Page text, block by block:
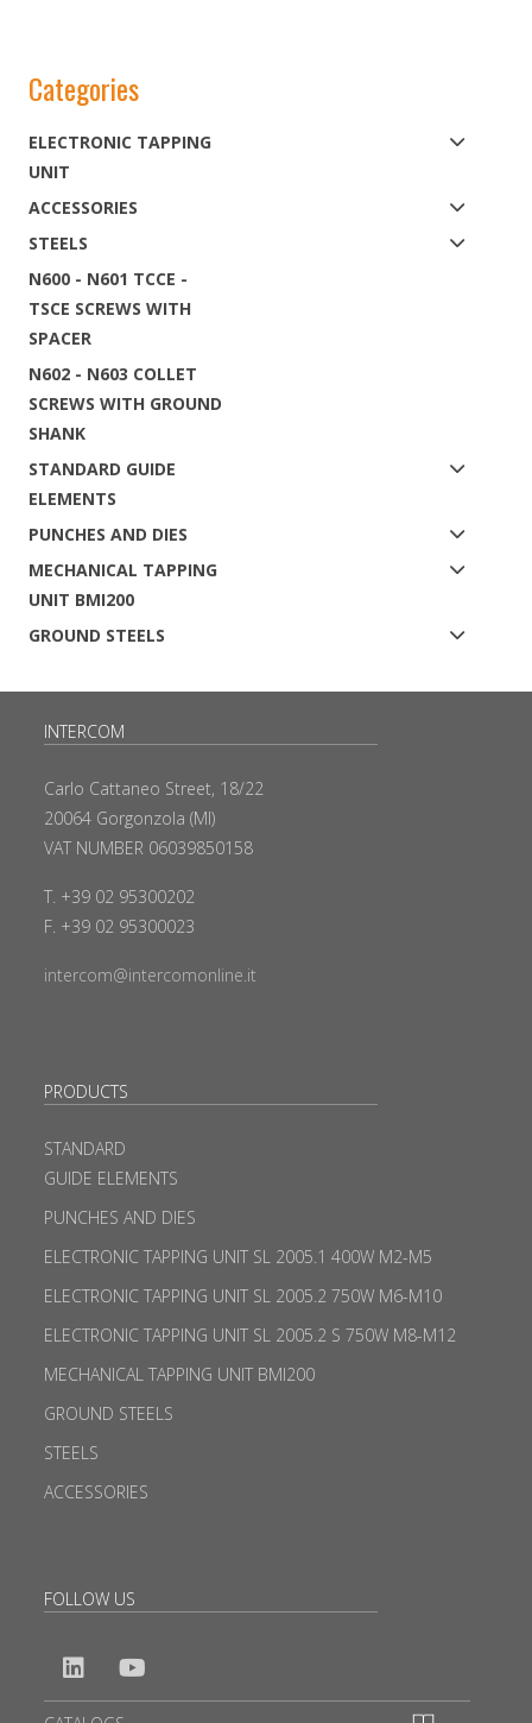
Categories
ELECTRONIC TAPPING
UNIT
ACCESSORIES
STEELS
N600 - N601 TCCE -
TSCE SCREWS WITH
SPACER
N602 - N603 COLLET
SCREWS WITH GROUND
SHANK
STANDARD GUIDE
ELEMENTS
PUNCHES AND DIES
MECHANICAL TAPPING
UNIT BMI200
GROUND STEELS
INTERCOM
Carlo Cattaneo Street, 18/22
20064 Gorgonzola (MI)
VAT NUMBER 06039850158
T. +39 02 95300202
F. +39 02 95300023
intercom@intercomonline.it
PRODUCTS
STANDARD
GUIDE ELEMENTS
PUNCHES AND DIES
ELECTRONIC TAPPING UNIT SL 2005.1 400W M2-M5
ELECTRONIC TAPPING UNIT SL 2005.2 750W M6-M10
ELECTRONIC TAPPING UNIT SL 2005.2 S 750W M8-M12
MECHANICAL TAPPING UNIT BMI200
GROUND STEELS
STEELS
ACCESSORIES
FOLLOW US